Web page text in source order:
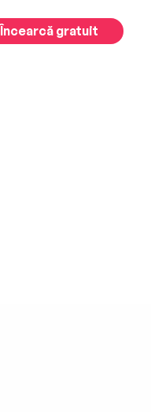
Încearcă gratuit